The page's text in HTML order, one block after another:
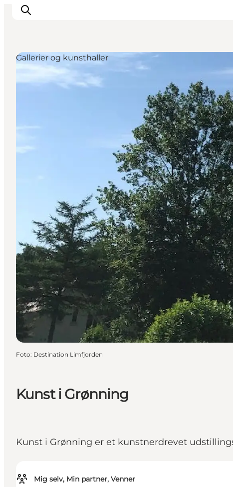
Kunst i Grønning
Kunst i Grønning er et kunstnerdrevet
Mig selv, Min partner, Venner
Gallerier og kunsthaller
Foto: Destination Limfjorden